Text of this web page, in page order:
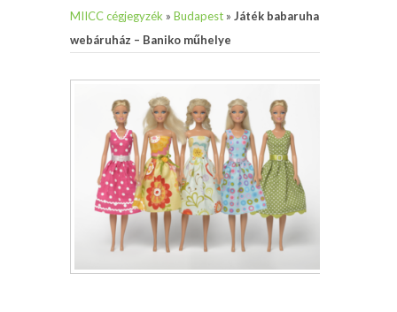
MIICC cégjegyzék » Budapest » Játék babaruha
webáruház – Baniko műhelye